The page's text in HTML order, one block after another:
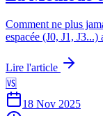
Comment ne plus
espacée (J0, J1,
Lire l'article
🆚
18 Nov 2025